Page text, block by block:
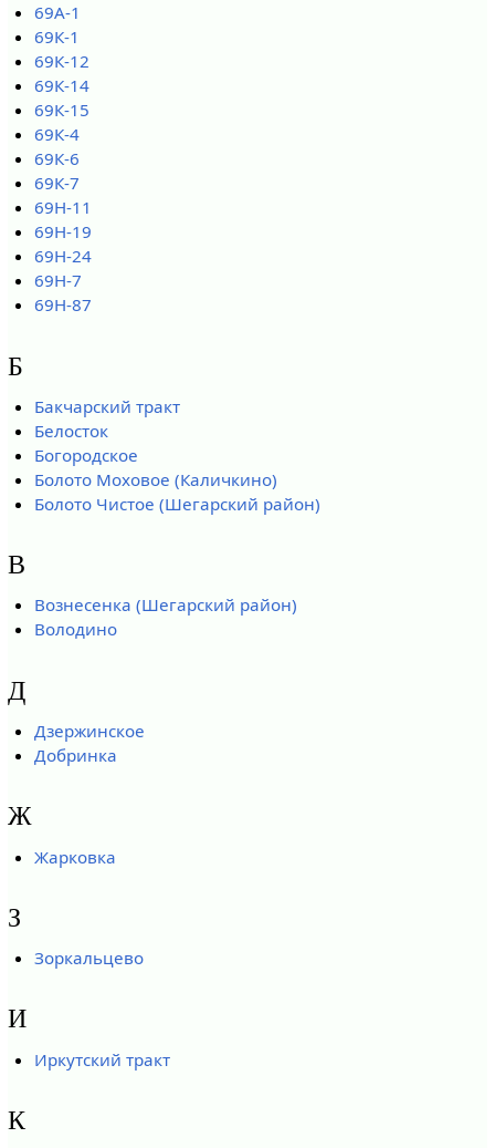
69А-1
69К-1
69К-12
69К-14
69К-15
69К-4
69К-6
69К-7
69Н-11
69Н-19
69Н-24
69Н-7
69Н-87
Б
Бакчарский тракт
Белосток
Богородское
Болото Моховое (Каличкино)
Болото Чистое (Шегарский район)
В
Вознесенка (Шегарский район)
Володино
Д
Дзержинское
Добринка
Ж
Жарковка
З
Зоркальцево
И
Иркутский тракт
К